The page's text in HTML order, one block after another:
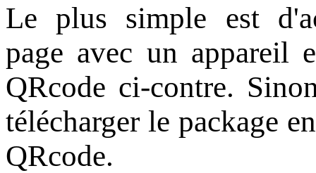
Le plus simple est
page avec un appareil
QRcode ci-contre.
télécharger le package
QRcode.